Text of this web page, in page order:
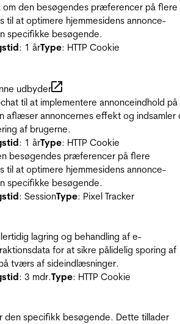
om den besøgendes præferencer på flere
til at optimere hjemmesidens annonce-
specifikke besøgende.
: 1 årType: HTTP Cookie
udbyder
til at implementere annonceindhold på
aflæser annoncernes effekt og indsamler
af brugerne.
: 1 årType: HTTP Cookie
besøgendes præferencer på flere
til at optimere hjemmesidens annonce-
specifikke besøgende.
: SessionType: Pixel Tracker
lagring og behandling af e-
for at sikre pålidelig sporing af
tværs af sideindlæsninger.
: 3 mdr.Type: HTTP Cookie
den specifikk besøgende. Dette tillader